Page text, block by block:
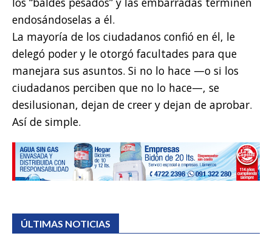
endosándoselas a él.
La mayoría de los ciudadanos confió en él, le
delegó poder y le otorgó facultades para que
manejara sus asuntos. Si no lo hace —o si los
ciudadanos perciben que no lo hace—, se
desilusionan, dejan de creer y dejan de aprobar.
Así de simple.
ÚLTIMAS NOTICIAS